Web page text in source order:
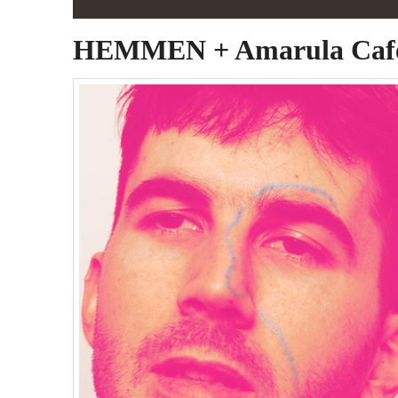
HEMMEN + Amarula